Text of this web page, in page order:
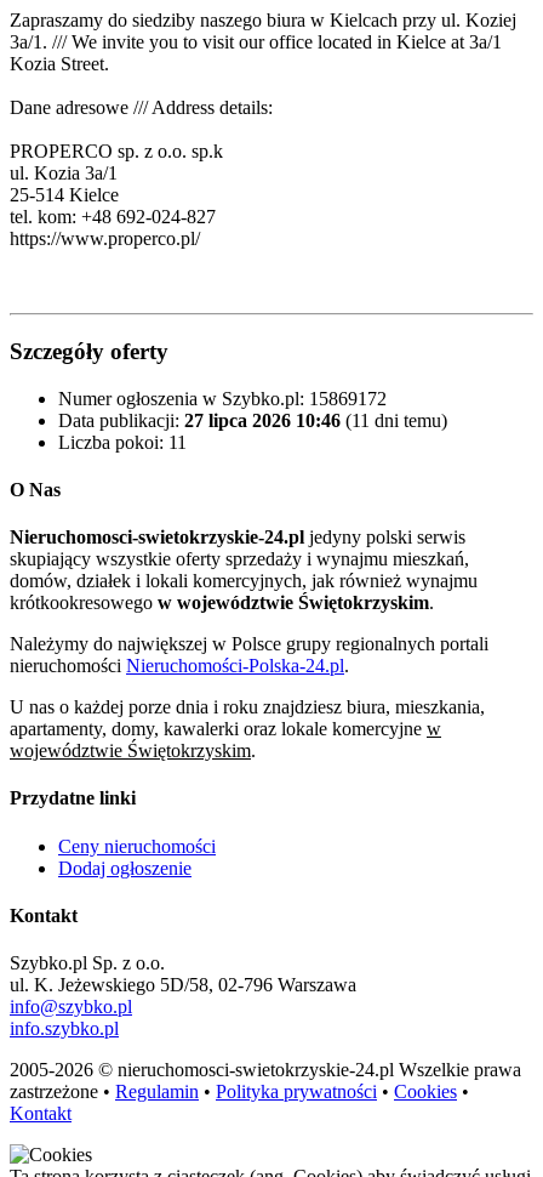
Zapraszamy do siedziby naszego biura w Kielcach przy ul. Koziej
3a/1. /// We invite you to visit our office located in Kielce at 3a/1
Kozia Street.
Dane adresowe /// Address details:
PROPERCO sp. z o.o. sp.k
ul. Kozia 3a/1
25-514 Kielce
tel. kom: +48 692-024-827
https://www.properco.pl/
Szczegóły oferty
Numer ogłoszenia w Szybko.pl: 15869172
Data publikacji: 27 lipca 2026 10:46 (11 dni temu)
Liczba pokoi: 11
O Nas
Nieruchomosci-swietokrzyskie-24.pl jedyny polski serwis
skupiający wszystkie oferty sprzedaży i wynajmu mieszkań,
domów, działek i lokali komercyjnych, jak również wynajmu
krótkookresowego w województwie Świętokrzyskim.
Należymy do największej w Polsce grupy regionalnych portali
nieruchomości Nieruchomości-Polska-24.pl.
U nas o każdej porze dnia i roku znajdziesz biura, mieszkania,
apartamenty, domy, kawalerki oraz lokale komercyjne w
województwie Świętokrzyskim.
Przydatne linki
Ceny nieruchomości
Dodaj ogłoszenie
Kontakt
Szybko.pl Sp. z o.o.
ul. K. Jeżewskiego 5D/58, 02-796 Warszawa
info@szybko.pl
info.szybko.pl
2005-2026 © nieruchomosci-swietokrzyskie-24.pl Wszelkie prawa
zastrzeżone • Regulamin • Polityka prywatności • Cookies •
Kontakt